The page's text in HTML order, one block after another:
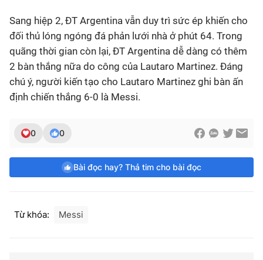
Sang hiệp 2, ĐT Argentina vẫn duy trì sức ép khiến cho
đối thủ lóng ngóng đá phản lưới nhà ở phút 64. Trong
quãng thời gian còn lại, ĐT Argentina dễ dàng có thêm
2 bàn thắng nữa do công của Lautaro Martinez. Đáng
chú ý, người kiến tạo cho Lautaro Martinez ghi bàn ấn
định chiến thắng 6-0 là Messi.
0 0
Bài đọc hay? Thả tim cho bài đọc
Từ khóa: Messi